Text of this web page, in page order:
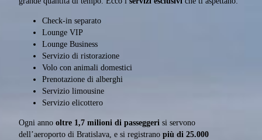
Check-in separato
Lounge VIP
Lounge Business
Servizio di ristorazione
Volo con animali domestici
Prenotazione di alberghi
Servizio limousine
Servizio elicottero
Ogni anno oltre 1,7 milioni di passeggeri si servono
dell’aeroporto di Bratislava, e si registrano più di 25.000